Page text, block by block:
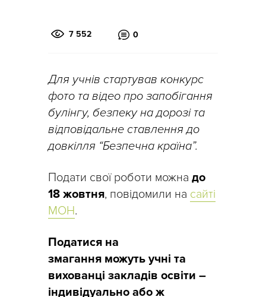
7 552 0
Для учнів стартував конкурс
фото та відео про запобігання
булінгу, безпеку на дорозі та
відповідальне ставлення до
довкілля “Безпечна країна”.
Подати свої роботи можна до
18 жовтня, повідомили на сайті
МОН.
Податися на
змагання можуть учні та
вихованці закладів освіти –
індивідуально або ж